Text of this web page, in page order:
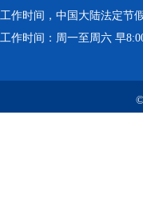
工作时间，中国大陆法定节
工作时间：周一至周六 早